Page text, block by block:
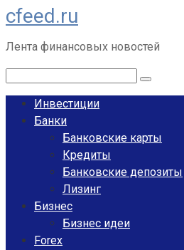
Перейти
к
контенту
cfeed.ru
Лента финансовых новостей
Инвестиции
Банки
Банковские карты
Кредиты
Банковские депозиты
Лизинг
Бизнес
Бизнес идеи
Forex